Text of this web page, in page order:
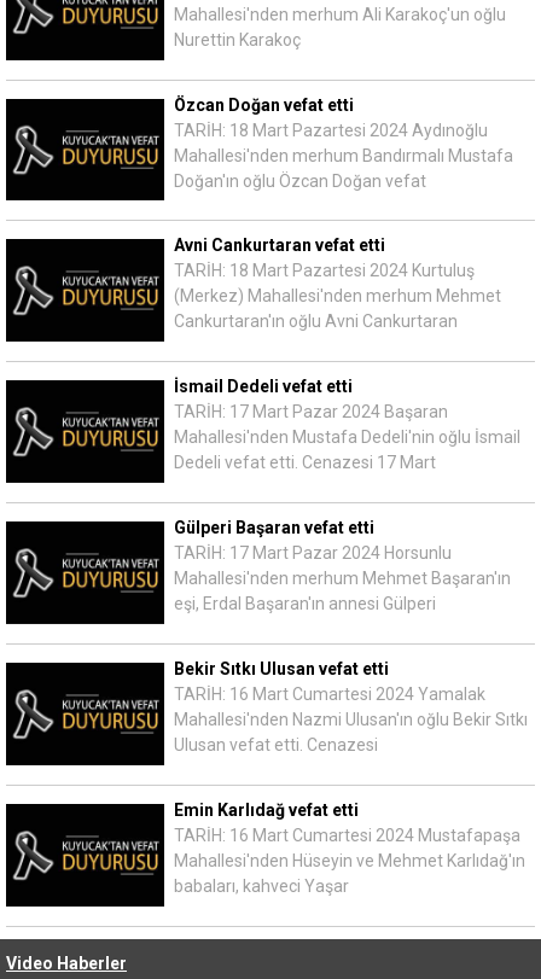
Mahallesi'nden merhum Ali Karakoç'un oğlu
Nurettin Karakoç
Özcan Doğan vefat etti
TARİH: 18 Mart Pazartesi 2024 Aydınoğlu
Mahallesi'nden merhum Bandırmalı Mustafa
Doğan'ın oğlu Özcan Doğan vefat
Avni Cankurtaran vefat etti
TARİH: 18 Mart Pazartesi 2024 Kurtuluş
(Merkez) Mahallesi'nden merhum Mehmet
Cankurtaran'ın oğlu Avni Cankurtaran
İsmail Dedeli vefat etti
TARİH: 17 Mart Pazar 2024 Başaran
Mahallesi'nden Mustafa Dedeli'nin oğlu İsmail
Dedeli vefat etti. Cenazesi 17 Mart
Gülperi Başaran vefat etti
TARİH: 17 Mart Pazar 2024 Horsunlu
Mahallesi'nden merhum Mehmet Başaran'ın
eşi, Erdal Başaran'ın annesi Gülperi
Bekir Sıtkı Ulusan vefat etti
TARİH: 16 Mart Cumartesi 2024 Yamalak
Mahallesi'nden Nazmi Ulusan'ın oğlu Bekir Sıtkı
Ulusan vefat etti. Cenazesi
Emin Karlıdağ vefat etti
TARİH: 16 Mart Cumartesi 2024 Mustafapaşa
Mahallesi'nden Hüseyin ve Mehmet Karlıdağ'ın
babaları, kahveci Yaşar
Video Haberler